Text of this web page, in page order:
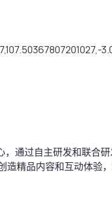
通过自主研发和联合
精品内容和互动体验，